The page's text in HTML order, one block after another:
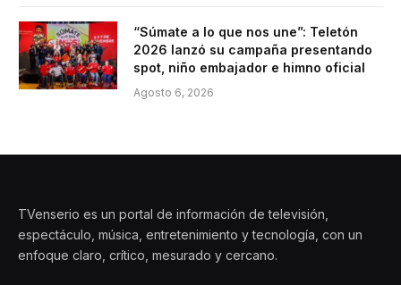
“Súmate a lo que nos une”: Teletón
2026 lanzó su campaña presentando
spot, niño embajador e himno oficial
Agosto 6, 2026
TVenserio es un portal de información de televisión,
espectáculo, música, entretenimiento y tecnología, con un
enfoque claro, crítico, mesurado y cercano.